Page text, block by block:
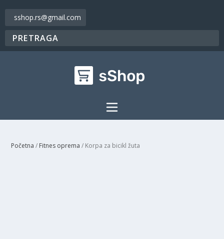
sshop.rs@gmail.com
Početna / Fitnes oprema / Korpa za bicikl žuta